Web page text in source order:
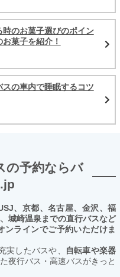
時のお菓子選びのポイン
お菓子を紹介！
の車内で睡眠するコツ
の予約ならバ
、京都、名古屋、金沢、福
城崎温泉までの直行バスなど
ンラインでご予約いただけま
実したバスや、
自転車や楽器
夜行バス・高速バスがきっと